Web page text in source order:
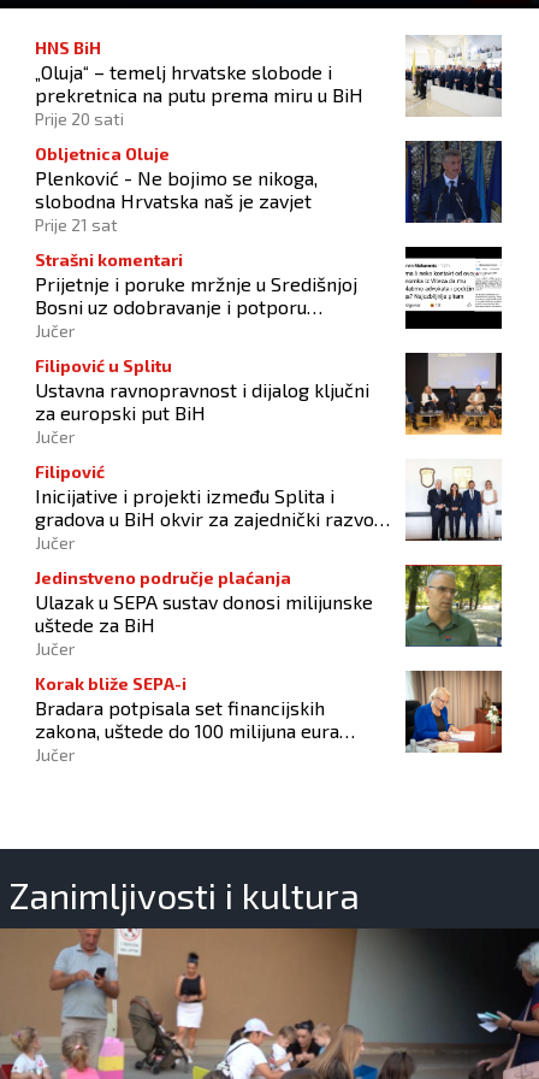
HNS BiH
„Oluja“ – temelj hrvatske slobode i
prekretnica na putu prema miru u BiH
Prije 20 sati
Obljetnica Oluje
Plenković - Ne bojimo se nikoga,
slobodna Hrvatska naš je zavjet
Prije 21 sat
Strašni komentari
Prijetnje i poruke mržnje u Središnjoj
Bosni uz odobravanje i potporu
počinitelju
Jučer
Filipović u Splitu
Ustavna ravnopravnost i dijalog ključni
za europski put BiH
Jučer
Filipović
Inicijative i projekti između Splita i
gradova u BiH okvir za zajednički razvoj i
povezivanje
Jučer
Jedinstveno područje plaćanja
Ulazak u SEPA sustav donosi milijunske
uštede za BiH
Jučer
Korak bliže SEPA-i
Bradara potpisala set financijskih
zakona, uštede do 100 milijuna eura
godišnje
Jučer
Zanimljivosti i kultura